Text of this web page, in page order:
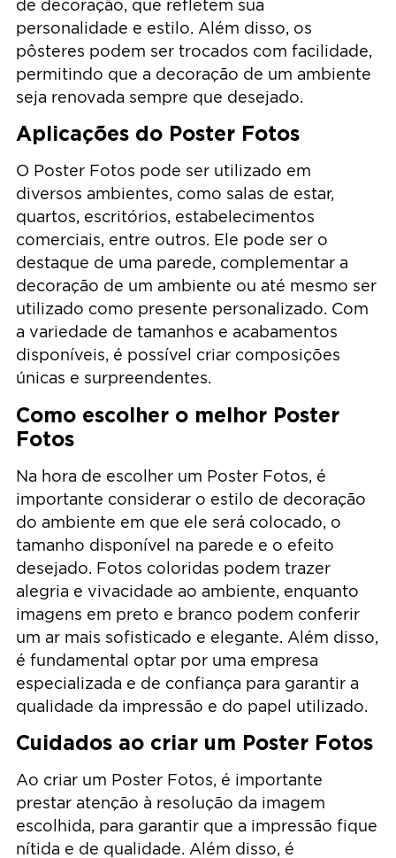
de decoração, que refletem sua
personalidade e estilo. Além disso, os
pôsteres podem ser trocados com facilidade,
permitindo que a decoração de um ambiente
seja renovada sempre que desejado.
Aplicações do Poster Fotos
O Poster Fotos pode ser utilizado em
diversos ambientes, como salas de estar,
quartos, escritórios, estabelecimentos
comerciais, entre outros. Ele pode ser o
destaque de uma parede, complementar a
decoração de um ambiente ou até mesmo ser
utilizado como presente personalizado. Com
a variedade de tamanhos e acabamentos
disponíveis, é possível criar composições
únicas e surpreendentes.
Como escolher o melhor Poster
Fotos
Na hora de escolher um Poster Fotos, é
importante considerar o estilo de decoração
do ambiente em que ele será colocado, o
tamanho disponível na parede e o efeito
desejado. Fotos coloridas podem trazer
alegria e vivacidade ao ambiente, enquanto
imagens em preto e branco podem conferir
um ar mais sofisticado e elegante. Além disso,
é fundamental optar por uma empresa
especializada e de confiança para garantir a
qualidade da impressão e do papel utilizado.
Cuidados ao criar um Poster Fotos
Ao criar um Poster Fotos, é importante
prestar atenção à resolução da imagem
escolhida, para garantir que a impressão fique
nítida e de qualidade. Além disso, é